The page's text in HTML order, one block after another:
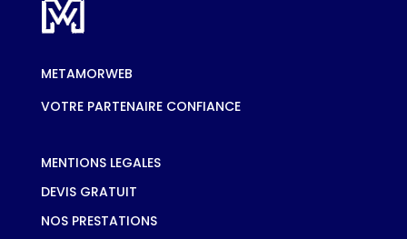
METAMORWEB
VOTRE PARTENAIRE CONFIANCE
MENTIONS LEGALES
DEVIS GRATUIT
NOS PRESTATIONS